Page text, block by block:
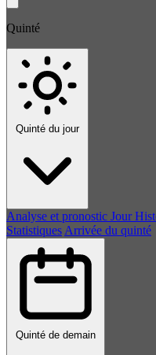
Quinté
Quinté du jour
Analyse et pronostic Jour
Statistiques Arrivée du quinté
Quinté de demain